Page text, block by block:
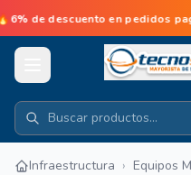
de descuento en
Infraestructura › Equipos